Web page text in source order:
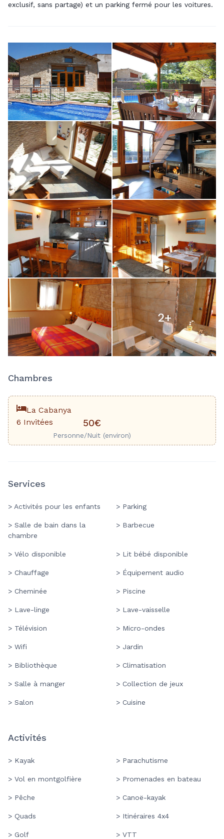
exclusif, sans partage) et un parking fermé pour les voitures.
2+
Chambres
La Cabanya
6 Invitées
50€
Personne/Nuit (environ)
Services
> Activités pour les enfants > Parking
> Salle de bain dans la
chambre
> Barbecue
> Vélo disponible > Lit bébé disponible
> Chauffage > Équipement audio
> Cheminée > Piscine
> Lave-linge > Lave-vaisselle
> Télévision > Micro-ondes
> Wifi > Jardin
> Bibliothèque > Climatisation
> Salle à manger > Collection de jeux
> Salon > Cuisine
Activités
> Kayak > Parachutisme
> Vol en montgolfière > Promenades en bateau
> Pêche > Canoë-kayak
> Quads > Itinéraires 4x4
> Golf > VTT